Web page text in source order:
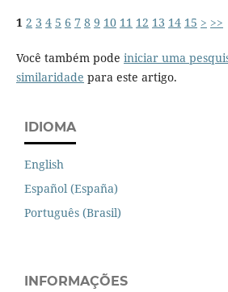
1 2 3 4 5 6 7 8 9 10 11 12 13 14 15 > >>
Você também pode iniciar uma
similaridade para este artigo.
IDIOMA
English
Español (España)
Português (Brasil)
INFORMAÇÕES